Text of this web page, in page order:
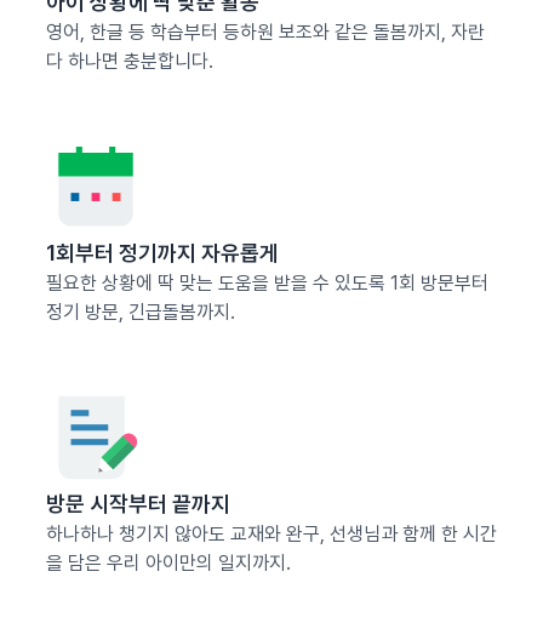
영어, 한글 등 학습부터 등하원 보조와 같은 돌봄까지, 자란
다 하나면 충분합니다.
1회부터 정기까지 자유롭게
필요한 상황에 딱 맞는 도움을 받을 수 있도록 1회 방문부터
정기 방문, 긴급돌봄까지.
방문 시작부터 끝까지
하나하나 챙기지 않아도 교재와 완구, 선생님과 함께 한 시간
을 담은 우리 아이만의 일지까지.